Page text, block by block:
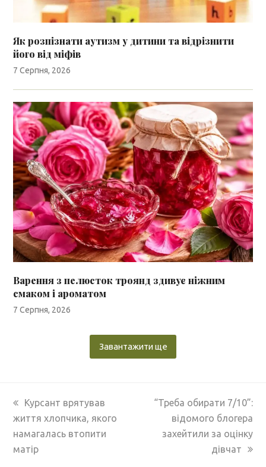
Як розпізнати аутизм у дитини та відрізнити
його від міфів
7 Серпня, 2026
Варення з пелюсток троянд здивує ніжним
смаком і ароматом
7 Серпня, 2026
Завантажити ще
previous
post:
Курсант врятував
життя хлопчика, якого
намагалась втопити
матір
next
post:
“Треба обирати 7/10”:
відомого блогера
захейтили за оцінку
дівчат